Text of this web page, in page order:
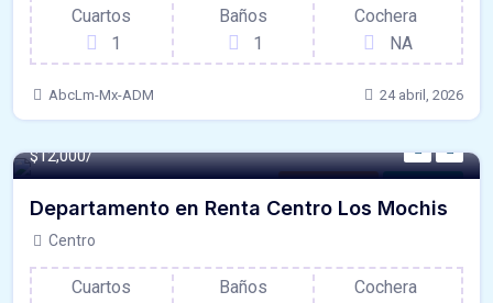
Cuartos
1
Baños
1
Cochera
NA
AbcLm-Mx-ADM 24 abril, 2026
Departamento Para Renta
$12,000/
Departamento en Renta Centro Los Mochis
Centro
Cuartos
Baños
Cochera